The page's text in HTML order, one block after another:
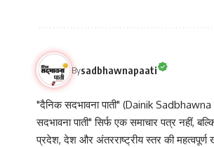
Bysadbhawnapaati
"दैनिक सदभावना पाती" (Dainik
सदभावना पाती" सिर्फ एक समाचार पत्र नहीं,
प्रदेश, देश और अंतरराष्ट्रीय स्तर की